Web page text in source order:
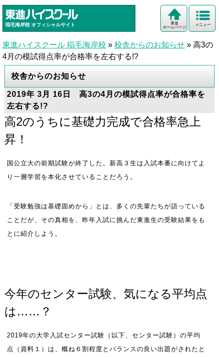
稲毛海岸校 オフィシャルサイト メニュー
東進
ホームページ
東進ハイスクール 稲毛海岸校 » 校舎からのお知らせ » 高3の
4月の模試得点率が合格率を左右する!?
校舎からのお知らせ
2019年 3月 16日 高3の4月の模試得点率が合格率を
左右する!?
高2のうちに基礎力完成で合格率急上
昇！
国公立大の前期試験が終了した。新高３生は入試本番に向けてよ
り一層学習を本化させていることだろう。
「受験勉強は基礎固めから」とは、多くの先輩たちが語っている
ことだが、その真相を、昨年入試に挑んだ東進生の受験結果をも
とに紹介しよう。
今年のセンター試験、気になる平均点
は……？
2019年の大学入試センター試験（以下、センター試験）の平均
点（資料１）は、概ね６割程度とバランスの良い出題がされたと